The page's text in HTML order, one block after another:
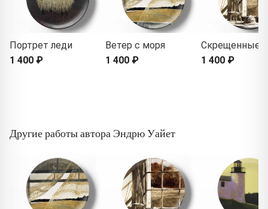
Портрет леди
1 400 ₽
Ветер с моря
1 400 ₽
Скрещенные
1 400 ₽
Другие работы автора Эндрю Уайет